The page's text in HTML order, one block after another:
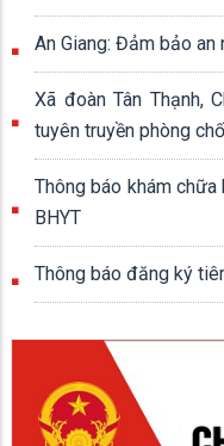
An Giang: Đảm bảo
Xã đoàn Tân Thạnh,
tuyên truyền phòng
Thông báo khám chữa
BHYT
Thông báo đăng ký